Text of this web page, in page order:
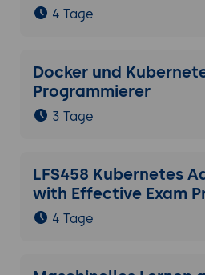
4 Tage
Docker und
Programmierer
3 Tage
LFS458 Kubernetes
with Effective Exam
4 Tage